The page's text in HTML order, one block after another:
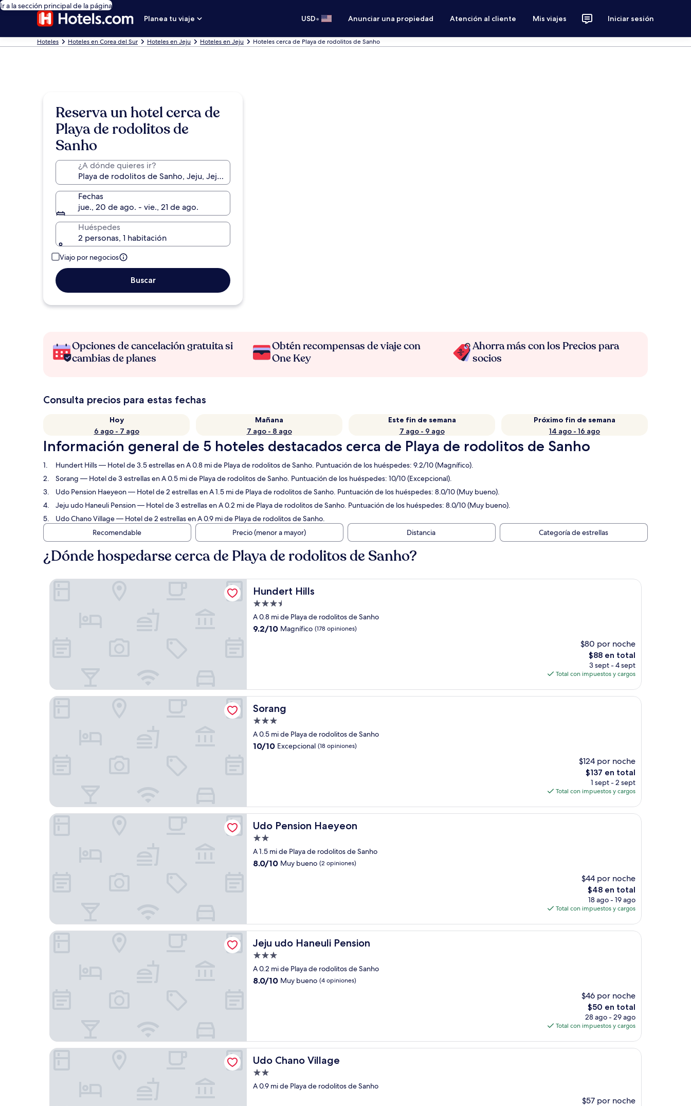
Ir a la sección principal de la página
Planea tu viaje
USD• Anunciar una propiedad Atención al cliente Mis viajes Iniciar sesión
Hoteles Hoteles en Corea del Sur Hoteles en Jeju Hoteles en Jeju Hoteles cerca de Playa de rodolitos de Sanho
Reserva un hotel cerca de
Playa de rodolitos de
Sanho
¿A dónde quieres ir?
Fechas
jue., 20 de ago. - vie., 21 de ago.
Huéspedes
2 personas, 1 habitación
Viajo por negocios
Buscar
Opciones de cancelación gratuita si
cambias de planes
Obtén recompensas de viaje con
One Key
Ahorra más con los Precios para
socios
Consulta precios para estas fechas
Hoy
6 ago - 7 ago
Mañana
7 ago - 8 ago
Este fin de semana
7 ago - 9 ago
Próximo fin de semana
14 ago - 16 ago
Información general de 5 hoteles destacados cerca de Playa de rodolitos de Sanho
Hundert Hills— Hotel de 3.5 estrellas en A 0.8 mi de Playa de rodolitos de Sanho. Puntuación de los huéspedes: 9.2/10 (Magnífico).
Sorang — Hotel de 3 estrellas en A 0.5 mi de Playa de rodolitos de Sanho. Puntuación de los huéspedes: 10/10 (Excepcional).
Udo Pension Haeyeon— Hotel de 2 estrellas en A 1.5 mi de Playa de rodolitos de Sanho. Puntuación de los huéspedes: 8.0/10 (Muy bueno).
Jeju udo Haneuli Pension— Hotel de 3 estrellas en A 0.2 mi de Playa de rodolitos de Sanho. Puntuación de los huéspedes: 8.0/10 (Muy bueno).
Udo Chano Village— Hotel de 2 estrellas en A 0.9 mi de Playa de rodolitos de Sanho.
Recomendable
Precio (menor a mayor) Distancia Categoría de estrellas
¿Dónde hospedarse cerca de Playa de rodolitos de Sanho?
Hundert Hills
Hundert Hills
Propiedad
de
3.5
A 0.8 mi de Playa de rodolitos de Sanho
9.2
9.2/10 Magnífico (178 opiniones)
$80 por noche
El
precio
actual
de
$88 en total
3 sept - 4 sept
Total con impuestos y cargos
Hundert Hills
Sorang
Sorang
Propiedad
de
3.0
A 0.5 mi de Playa de rodolitos de Sanho
10.0
10/10 Excepcional (18 opiniones)
$124 por noche
El
precio
actual
de
$137 en total
1 sept - 2 sept
Total con impuestos y cargos
Sorang
Udo Pension Haeyeon
Udo Pension Haeyeon
Propiedad
de
2.0
A 1.5 mi de Playa de rodolitos de Sanho
8.0
8.0/10 Muy bueno (2 opiniones)
$44 por noche
El
precio
actual
de
$48 en total
18 ago - 19 ago
Total con impuestos y cargos
Udo Pension Haeyeon
Jeju udo Haneuli Pension
Jeju udo Haneuli Pension
Propiedad
de
3.0
A 0.2 mi de Playa de rodolitos de Sanho
8.0
8.0/10 Muy bueno (4 opiniones)
$46 por noche
El
precio
actual
de
$50 en total
28 ago - 29 ago
Total con impuestos y cargos
Jeju udo Haneuli Pension
Udo Chano Village
Udo Chano Village
Propiedad
de
A 0.9 mi de Playa de rodolitos de Sanho
$57 por noche
Udo Chano Village